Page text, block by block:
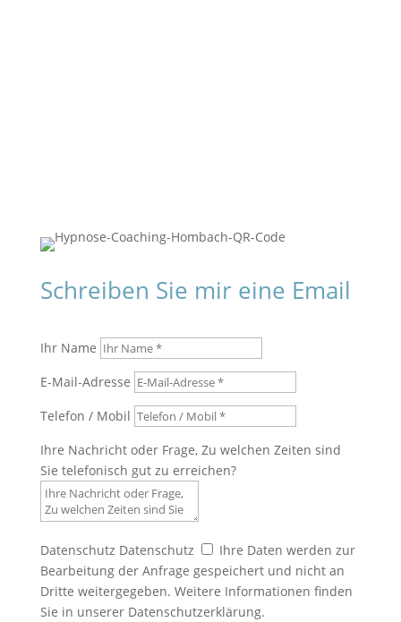
Schreiben Sie mir eine Email
Ihr Name
E-Mail-Adresse
Telefon / Mobil
Ihre Nachricht oder Frage, Zu welchen Zeiten sind
Sie telefonisch gut zu erreichen?
Datenschutz Datenschutz
Ihre Daten werden zur
Bearbeitung der Anfrage gespeichert und nicht an
Dritte weitergegeben. Weitere Informationen finden
Sie in unserer Datenschutzerklärung.